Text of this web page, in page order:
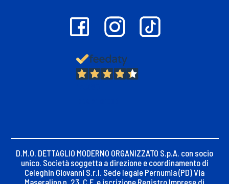
D.M.O. DETTAGLIO MODERNO ORGANIZZATO S.p.A. con socio
unico. Società soggetta a direzione e coordinamento di
Celeghin Giovanni S.r.l. Sede legale Pernumia (PD) Via